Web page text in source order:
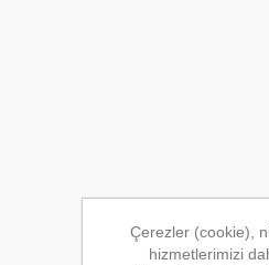
Çerezler (cookie),
hizmetlerimizi